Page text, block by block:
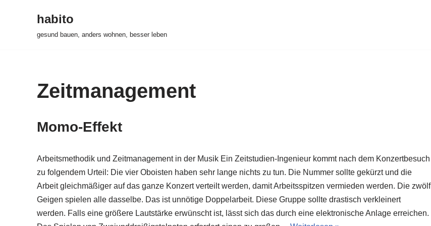
habito
gesund bauen, anders wohnen, besser leben
Zeitmanagement
Momo-Effekt
Arbeitsmethodik und Zeitmanagement in der Musik Ein Zeitstudien-Ingenieur kommt nach dem Konzertbesuch
zu folgendem Urteil: Die vier Oboisten haben sehr lange nichts zu tun. Die Nummer sollte gekürzt und die
Arbeit gleichmäßiger auf das ganze Konzert verteilt werden, damit Arbeitsspitzen vermieden werden. Die zwölf
Geigen spielen alle dasselbe. Das ist unnötige Doppelarbeit. Diese Gruppe sollte drastisch verkleinert
werden. Falls eine größere Lautstärke erwünscht ist, lässt sich das durch eine elektronische Anlage erreichen.